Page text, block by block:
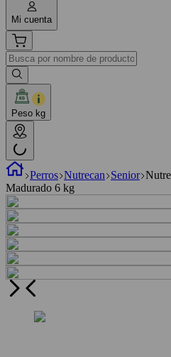
Mi cuenta
Peso kg
Perros Nutrecan Senior
Madurado 6 kg